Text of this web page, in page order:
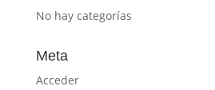
No hay categorías
Meta
Acceder